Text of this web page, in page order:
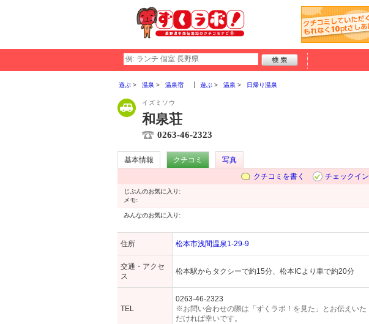
遊ぶ 温泉 温泉宿 遊ぶ 温泉 日帰り温泉
イズミソウ
和泉荘
0263-46-2323
基本情報 クチコミ
写真
クチコミを書く
チェックイン
じぶんのお気に入り:
メモ:
みんなのお気に入り:
住所 松本市浅間温泉1-29-9
交通・アクセ
ス
松本駅からタクシーで約15分、松本ICより車で約20分
TEL
0263-46-2323
※お問い合わせの際は「ずくラボ！を見た」とお伝えいた
だければ幸いです。